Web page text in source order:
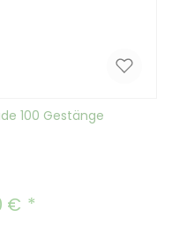
100 Gestänge
Preis:
€